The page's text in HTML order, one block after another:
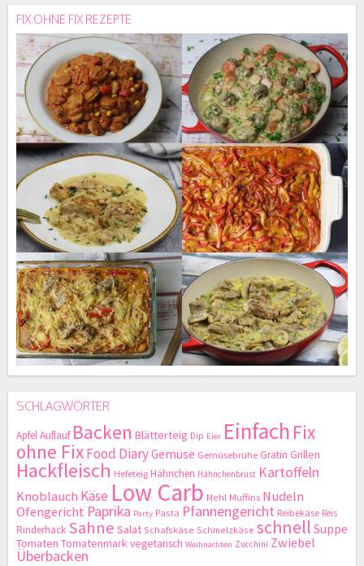
FIX OHNE FIX REZEPTE
SCHLAGWÖRTER
ApfelAuflauf Backen Blätterteig Dip Eier Einfach Fix
ohne FixFood DiaryGemüse Gemüsebrühe Gratin Grillen
Hackfleisch Hefeteig Hähnchen Hähnchenbrust Kartoffeln
Knoblauch Käse Low Carb Mehl Muffins Nudeln
Ofengericht Paprika Party Pasta Pfannengericht Reibekäse Reis
Rinderhack Sahne Salat Schafskäse Schmelzkäse schnell Suppe
Tomaten Tomatenmarkvegetarisch Weihnachten Zucchini Zwiebel
Überbacken